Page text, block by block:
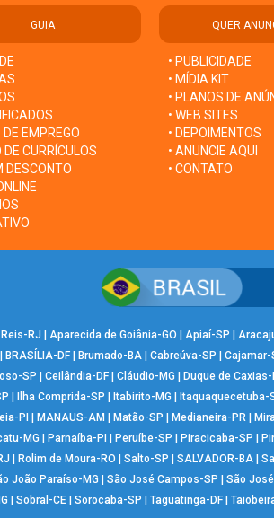
GUIA
DE EMPREGO
DE CURRÍCULOS
DESCONTO
QUER
• PUBLICIDADE
• MÍDIA KIT
• PLANOS DE
• WEB SITES
• DEPOIMENTOS
• ANUNCIE AQUI
• CONTATO
RJ Aparecida de Goiânia-GO Apiaí-SP
BRASÍLIA-DF| Brumado-BA| Cabreúva-SP Cajamar-
SP Ceilândia-DF Cláudio-MG Duque de Caxias-
Ilha Comprida-SP Itabirito-MG Itaquaquecetuba-
PI MANAUS-AM Matão-SP Medianeira-PR
MG Parnaíba-PI Peruíbe-SP Piracicaba-SP
Rolim de Moura-RO Salto-SP SALVADOR-BA
João Paraíso-MG São José Campos-SP São
Sobral-CE| Sorocaba-SP Taguatinga-DF|